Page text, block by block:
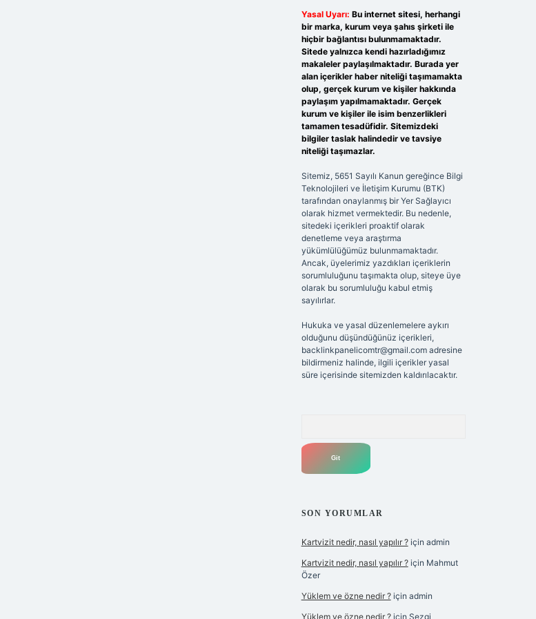
Yasal Uyarı: Bu internet sitesi, herhangi
bir marka, kurum veya şahıs şirketi ile
hiçbir bağlantısı bulunmamaktadır.
Sitede yalnızca kendi hazırladığımız
makaleler paylaşılmaktadır. Burada yer
alan içerikler haber niteliği taşımamakta
olup, gerçek kurum ve kişiler hakkında
paylaşım yapılmamaktadır. Gerçek
kurum ve kişiler ile isim benzerlikleri
tamamen tesadüfidir. Sitemizdeki
bilgiler taslak halindedir ve tavsiye
niteliği taşımazlar.
Sitemiz, 5651 Sayılı Kanun gereğince Bilgi
Teknolojileri ve İletişim Kurumu (BTK)
tarafından onaylanmış bir Yer Sağlayıcı
olarak hizmet vermektedir. Bu nedenle,
sitedeki içerikleri proaktif olarak
denetleme veya araştırma
yükümlülüğümüz bulunmamaktadır.
Ancak, üyelerimiz yazdıkları içeriklerin
sorumluluğunu taşımakta olup, siteye üye
olarak bu sorumluluğu kabul etmiş
sayılırlar.
Hukuka ve yasal düzenlemelere aykırı
olduğunu düşündüğünüz içerikleri,
backlinkpanelicomtr@gmail.comadresine
bildirmeniz halinde, ilgili içerikler yasal
süre içerisinde sitemizden kaldırılacaktır.
SON YORUMLAR
Kartvizit nedir, nasıl yapılır ?için admin
Kartvizit nedir, nasıl yapılır ?için Mahmut
Özer
Yüklem ve özne nedir ?için admin
Yüklem ve özne nedir ?için Sezgi